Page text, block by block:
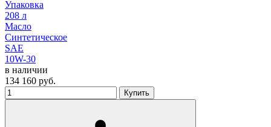
Упаковка
208 л
Масло
Синтетическое
SAE
10W-30
в наличии
134 160 руб.
Купить